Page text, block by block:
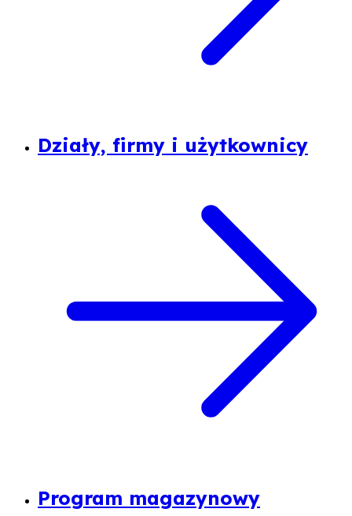
Działy, firmy i użytkownicy
Program magazynowy